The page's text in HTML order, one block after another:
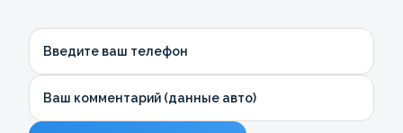
Введите ваш телефон
Ваш комментарий (данные авто)